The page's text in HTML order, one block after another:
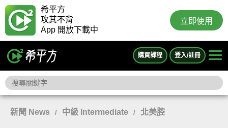
希平方
攻其不背
App 開放下載中
立即使用
購買課程 登入/註冊
新聞 News / 中級 Intermediate / 北美腔